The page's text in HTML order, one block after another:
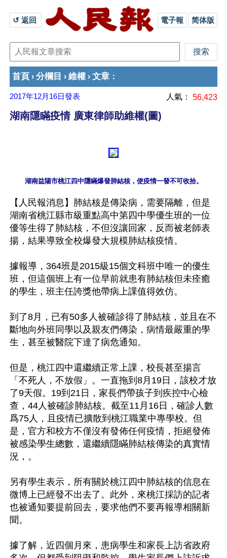
↺ 返回 電子報 简体版
首頁 › 分欄目 › 維權 › 文章 ：
2017年12月16日發表 人氣： 56,423
湖南隱瞞疫情 廣東律師助維權(圖)
【人民報消息】肺結核是傳染病，需要隔離，但是
湖南省桃江縣市級重點高中第四中學優生班的一位
優等生得了肺結核，不但沒讓回家，反而被老師表
揚，結果導致全校爆發大規模肺結核疫情。
據報導，364班是2015級15個文科班中唯一的優生
班，但這個班上有一位早前就患有肺結核但未痊癒
的學生，班主任誇獎他帶病上課值得效仿。
到了8月，已有50多人被確診得了肺結核，並且在不
斷地向外班同學以及親友們傳染，病情最嚴重的學
生，甚至被醫院下達了病危通知。
但是，桃江四中還繼續正常上課，校長甚至揚言
「不死人，不放假」。一直拖到8月19日，該校才放
了9天假。19到21日，家長們帶孩子到疾控中心檢
查，44人被確診肺結核。截至11月16日，確診人數
爲75人，且疫情已擴散到桃江職業中專學校。但
是，官方和校方不僅沒有發佈任何疫情，拒絕發佈
被感染學生總數，還繼續隱瞞肺結核傳染的真實情
況，。
另有學生表示，所有關於桃江四中肺結核的信息在
微博上已經發不出去了。此外，來桃江採訪的記者
也被通知要提前回去，要求他們不要再報導相關新
聞。
據了解，近四個月來，患病學生和家長上訪省政府